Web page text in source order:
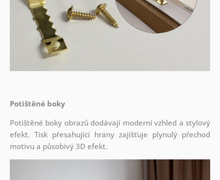
Potištěné boky
Potištěné boky obrazů dodávají moderní vzhled a stylový
efekt. Tisk přesahující hrany zajišťuje plynulý přechod
motivu a působivý 3D efekt.